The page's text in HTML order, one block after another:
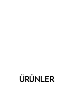
ÜRÜNLER